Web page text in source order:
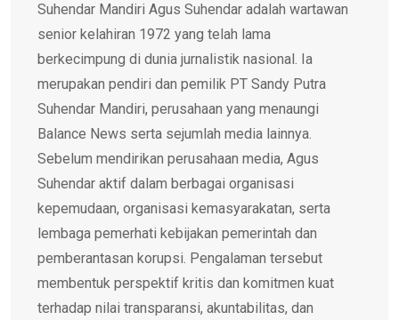
Suhendar Mandiri Agus Suhendar adalah wartawan
senior kelahiran 1972 yang telah lama
berkecimpung di dunia jurnalistik nasional. Ia
merupakan pendiri dan pemilik PT Sandy Putra
Suhendar Mandiri, perusahaan yang menaungi
Balance News serta sejumlah media lainnya.
Sebelum mendirikan perusahaan media, Agus
Suhendar aktif dalam berbagai organisasi
kepemudaan, organisasi kemasyarakatan, serta
lembaga pemerhati kebijakan pemerintah dan
pemberantasan korupsi. Pengalaman tersebut
membentuk perspektif kritis dan komitmen kuat
terhadap nilai transparansi, akuntabilitas, dan